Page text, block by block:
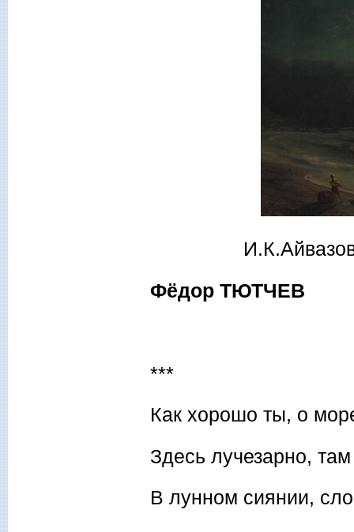
Фёдор ТЮТЧЕВ
***
Как хорошо ты, о
Здесь лучезарно,
В лунном сиянии,